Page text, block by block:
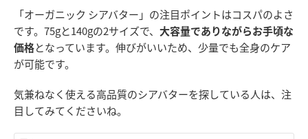
「オーガニック シアバター」の注目ポイントはコスパのよさ
です。75gと140gの2サイズで、 大容量でありながらお手頃な
価格となっています。伸びがいいため、少量でも全身のケア
が可能です。
気兼ねなく使える高品質のシアバターを探している人は、注
目してみてくださいね。